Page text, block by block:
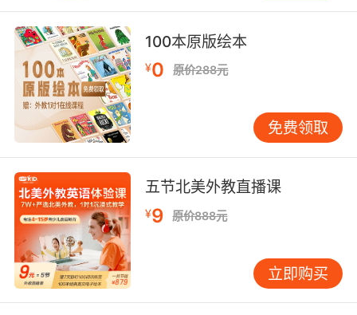
数字艺术催生新型术语体系
数字技术推动美术术语革新，"Vector
graphic（矢量图形）"与"Raster image（栅格
图像）"的区别，成为数字创作者的基本功。
Adobe公司2022年创意报告显示，掌握"layer
mask（图层蒙版）"等术语的设计师工作效率提
升60%。VIPKID推出的AI绘画课程，通过分
解"Generative Adversarial Network（生成对抗
网络）"原理，引导学员理解"latent space（潜
在空间）"对艺术创作的影响，实现技术术语与艺
术思维的同步建构。
三、文化融合与美学表达
东方美学的术语转译实践
100本原版绘本
¥0 原价288元
免费领取
五节北美外教直播课
¥9 原价888元
立即购买